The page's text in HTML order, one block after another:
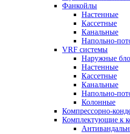
Фанкойлы
Настенные
Кассетные
Канальные
Напольно-
VRF системы
Наружные
Настенные
Кассетные
Канальные
Напольно-
Колонные
Компрессорно-
Комплектующие к